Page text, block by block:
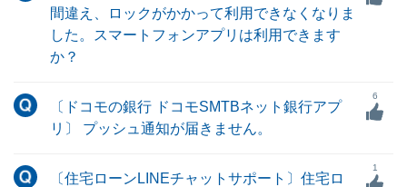
間違え、ロックがかかって利用できなくなりま
した。スマートフォンアプリは利用できます
か？
〔ドコモの銀行 ドコモSMTBネット銀行アプ
リ〕 プッシュ通知が届きません。
6
〔住宅ローンLINEチャットサポート〕住宅ロ
1